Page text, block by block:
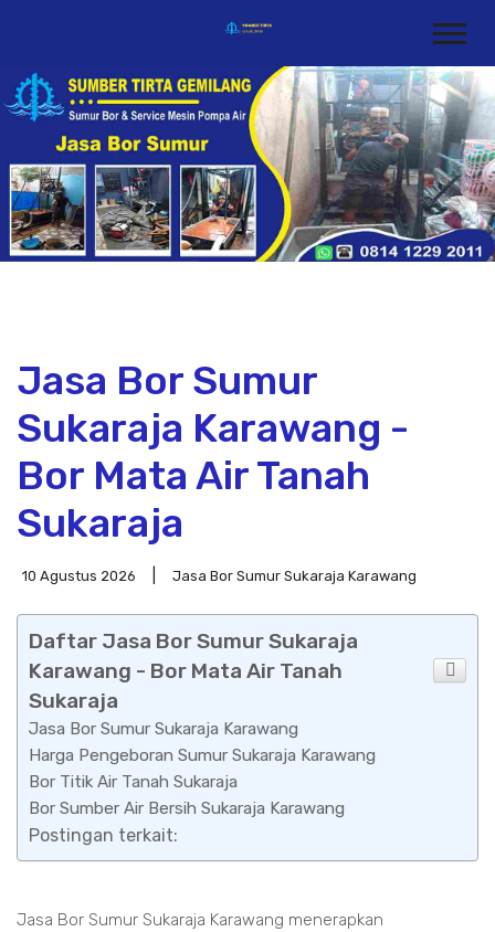
Jasa Bor Sumur
Sukaraja Karawang -
Bor Mata Air Tanah
Sukaraja
10 Agustus 2026 Jasa Bor Sumur Sukaraja Karawang
Daftar Jasa Bor Sumur Sukaraja
Karawang - Bor Mata Air Tanah
Sukaraja
Jasa Bor Sumur Sukaraja Karawang
Harga Pengeboran Sumur Sukaraja Karawang
Bor Titik Air Tanah Sukaraja
Bor Sumber Air Bersih Sukaraja Karawang
Postingan terkait:
Jasa Bor Sumur Sukaraja Karawang menerapkan